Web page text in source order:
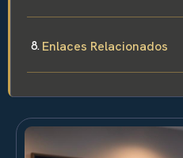
Enlaces Relacionados